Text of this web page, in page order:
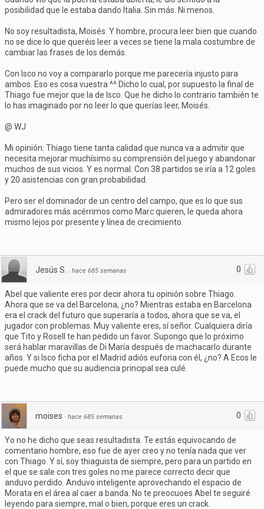
posibilidad que le estaba dando Italia. Sin más. Ni menos.
No soy resultadista, Moisés. Y hombre, procura leer bien que cuando
no se dice lo que queréis leer a veces se tiene la mala costumbre de
cambiar las frases de los demás.
Con Isco no voy a compararlo porque me parecería injusto para
ambos. Eso es cosa vuestra ^^ Dicho lo cual, por supuesto la final de
Thiago fue mejor que la de Isco. Que he dicho lo contrario también te
lo has imaginado por no leer lo que querías leer, Moisés.
@ WJ
Mi opinión: Thiago tiene tanta calidad que nunca va a admitir que
necesita mejorar muchísimo su comprensión del juego y abandonar
muchos de sus vicios. Y es normal. Con 38 partidos se iría a 12 goles
y 20 asistencias con gran probabilidad.
Pero ser el dominador de un centro del campo, que es lo que sus
admiradores más acérrimos como Marc quieren, le queda ahora
mismo lejos por presente y línea de crecimiento.
0
Jesús S. · hace 685 semanas
Abel que valiente eres por decir ahora tu opinión sobre Thiago.
Ahora que se va del Barcelona, ¿no? Mientras estaba en Barcelona
era el crack del futuro que superaría a todos, ahora que se va, el
jugador con problemas. Muy valiente eres, sí señor. Cualquiera diría
que Tito y Rosell te han pedido un favor. Supongo que lo próximo
será hablar maravillas de Di María después de machacarlo durante
años. Y si Isco ficha por el Madrid adiós euforia con él, ¿no? A Ecos le
puede mucho que su audiencia principal sea culé.
0
moises · hace 685 semanas
Yo no he dicho que seas resultadista. Te estás equivocando de
comentario hombre, eso fue de ayer creo y no tenía nada que ver
con Thiago. Y sí, soy thiaguista de siempre, pero para un partido en
el que se sale con tres goles no me parece correcto decir que
anduvo perdido. Anduvo inteligente aprovechando el espacio de
Morata en el área al caer a banda. No te preocuoes Abel te seguiré
leyendo para siempre, mal o bien, porque eres un crack.